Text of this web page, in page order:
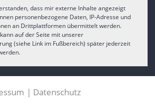
dass mir externe Inhalte angezeigt
personenbezogene Daten, IP-Adresse und
an Drittplattformen übermittelt werden.
auf der Seite mit unserer
(siehe Link im Fußbereich) später jederzeit
Datenschutz